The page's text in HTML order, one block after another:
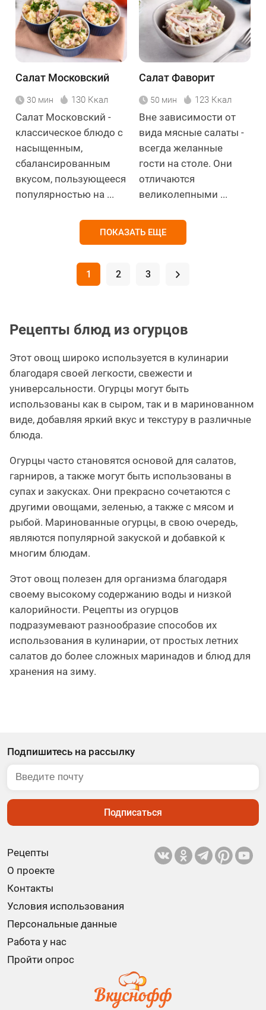
Салат Московский
30 мин 130 Ккал
Салат Московский -
классическое блюдо с
насыщенным,
сбалансированным
вкусом, пользующееся
популярностью на ...
Салат Фаворит
50 мин 123 Ккал
Вне зависимости от
вида мясные салаты -
всегда желанные
гости на столе. Они
отличаются
великолепными ...
ПОКАЗАТЬ ЕЩЕ
1 2 3 .
Рецепты блюд из огурцов
Этот овощ широко используется в кулинарии
благодаря своей легкости, свежести и
универсальности. Огурцы могут быть
использованы как в сыром, так и в маринованном
виде, добавляя яркий вкус и текстуру в различные
блюда.
Огурцы часто становятся основой для салатов,
гарниров, а также могут быть использованы в
супах и закусках. Они прекрасно сочетаются с
другими овощами, зеленью, а также с мясом и
рыбой. Маринованные огурцы, в свою очередь,
являются популярной закуской и добавкой к
многим блюдам.
Этот овощ полезен для организма благодаря
своему высокому содержанию воды и низкой
калорийности. Рецепты из огурцов
подразумевают разнообразие способов их
использования в кулинарии, от простых летних
салатов до более сложных маринадов и блюд для
хранения на зиму.
Рецепты
О проекте
Контакты
Условия использования
Персональные данные
Работа у нас
Пройти опрос
Подпишитесь на рассылку
Подписаться